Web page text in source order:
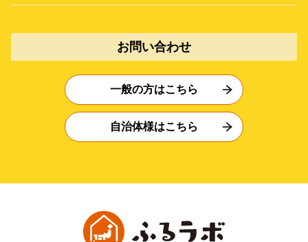
お問い合わせ
一般の方はこちら
自治体様はこちら